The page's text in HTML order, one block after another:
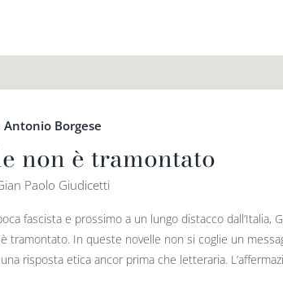
Antonio Borgese
non è tramontato
Paolo Giudicetti
fascista e prossimo a un lungo distacco
tramontato. In queste novelle non si coglie un
risposta etica ancor prima che letteraria.